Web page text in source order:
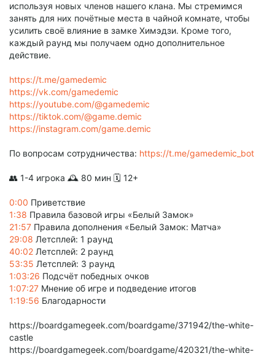
используя новых членов нашего клана. Мы стремимся
занять для них почётные места в чайной комнате, чтобы
усилить своё влияние в замке Химэдзи. Кроме того,
каждый раунд мы получаем одно дополнительное
действие.
https://t.me/gamedemic
https://vk.com/gamedemic
https://youtube.com/@gamedemic
https://tiktok.com/@game.demic
https://instagram.com/game.demic
По вопросам сотрудничества: https://t.me/gamedemic_bot
👥 1-4 игрока 🕰 80 мин 🗓️ 12+
0:00 Приветствие
1:38 Правила базовой игры «Белый Замок»
21:57 Правила дополнения «Белый Замок: Матча»
29:08 Летсплей: 1 раунд
40:02 Летсплей: 2 раунд
53:35 Летсплей: 3 раунд
1:03:26 Подсчёт победных очков
1:07:27 Мнение об игре и подведение итогов
1:19:56 Благодарности
https://boardgamegeek.com/boardgame/371942/the-white-
castle
https://boardgamegeek.com/boardgame/420321/the-white-